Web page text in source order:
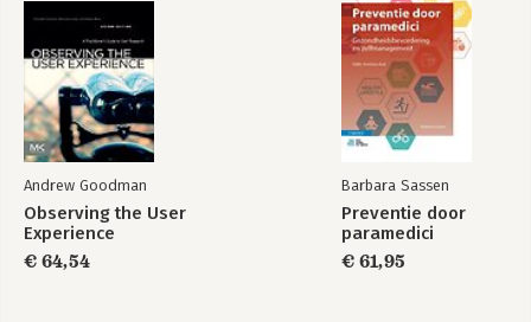
Andrew Goodman
Observing the User
Experience
€ 64,54
Barbara Sassen
Preventie door
paramedici
€ 61,95